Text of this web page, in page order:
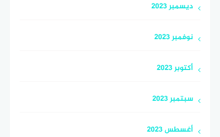
ديسمبر 2023
نوفمبر 2023
أكتوبر 2023
سبتمبر 2023
أغسطس 2023